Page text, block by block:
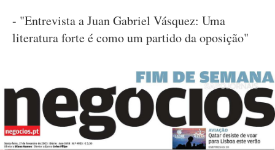
- "Entrevista a Juan Gabriel Vásquez: Uma
literatura forte é como um partido da oposição"